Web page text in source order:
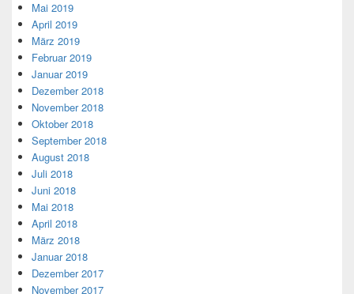
Mai 2019
April 2019
März 2019
Februar 2019
Januar 2019
Dezember 2018
November 2018
Oktober 2018
September 2018
August 2018
Juli 2018
Juni 2018
Mai 2018
April 2018
März 2018
Januar 2018
Dezember 2017
November 2017